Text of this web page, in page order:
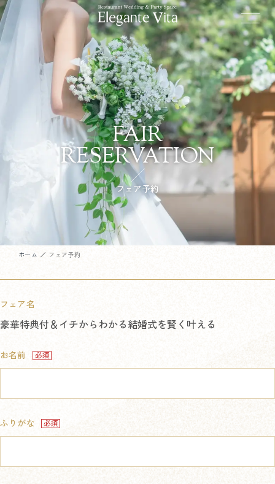
FAIR
RESERVATION
フェア予約
ホーム フェア予約
フェア名
豪華特典付＆イチからわかる結婚式を賢く叶える
お名前
ふりがな